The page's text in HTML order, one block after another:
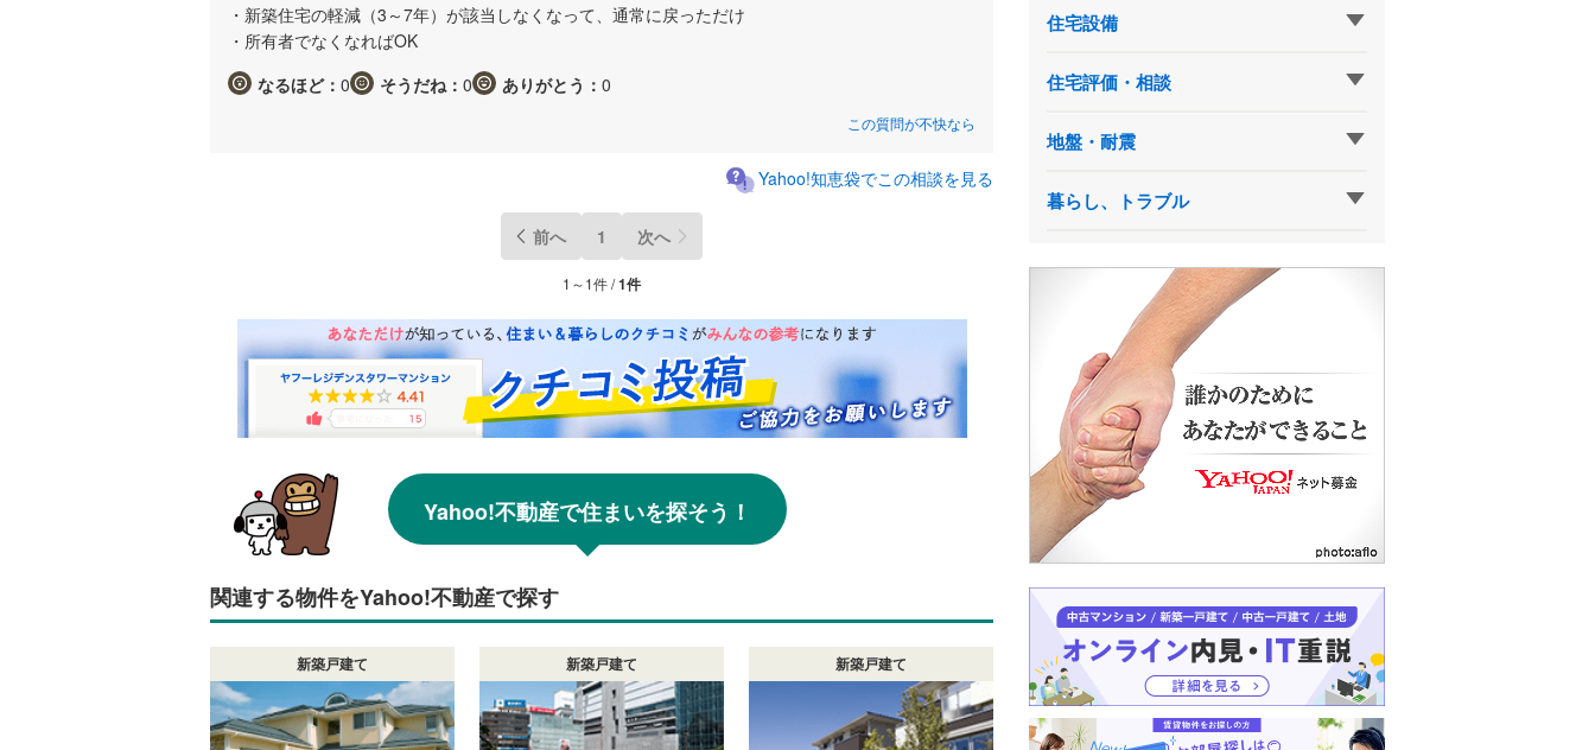
・新築住宅の軽減（3～7年）が該当しなくなって、通常に戻っただけ
・所有者でなくなればOK
なるほど： 0 そうだね： 0 ありがとう： 0
この質問が不快なら
Yahoo!知恵袋でこの相談を見る
前へ 1 次へ
1～1件 /1件
Yahoo!不動産で住まいを探そう！
関連する物件をYahoo!不動産で探す
新築戸建て 新築戸建て 新築戸建て
住宅設備
住宅評価・相談
地盤・耐震
暮らし、トラブル